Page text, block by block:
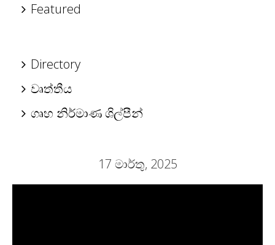
Featured
Directory
වෘත්තීය
ගෘහ නිර්මාණ ශිල්පීන්
17 මාර්තු, 2025